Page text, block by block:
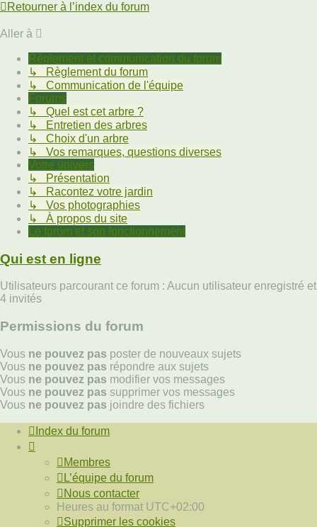
Retourner à l’index du forum
Aller à
Règlement et communication du forum
↳ Règlement du forum
↳ Communication de l'équipe
Forums
↳ Quel est cet arbre ?
↳ Entretien des arbres
↳ Choix d'un arbre
↳ Vos remarques, questions diverses
Votre univers
↳ Présentation
↳ Racontez votre jardin
↳ Vos photographies
↳ À propos du site
Le forum et son fonctionnement
Qui est en ligne
Utilisateurs parcourant ce forum : Aucun utilisateur enregistré et
4 invités
Permissions du forum
Vous ne pouvez pas poster de nouveaux sujets
Vous ne pouvez pas répondre aux sujets
Vous ne pouvez pas modifier vos messages
Vous ne pouvez pas supprimer vos messages
Vous ne pouvez pas joindre des fichiers
Index du forum
Membres
L’équipe du forum
Nous contacter
Heures au format UTC+02:00
Supprimer les cookies